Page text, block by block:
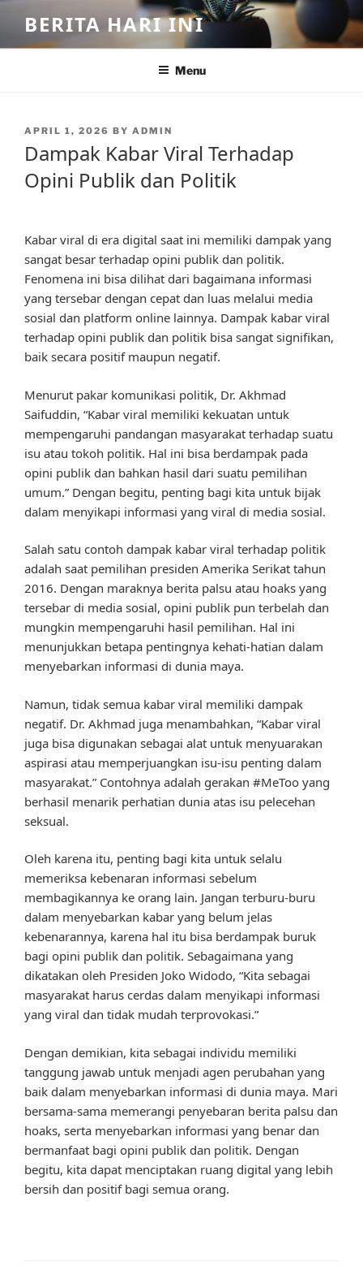
content
BERITA HARI INI
Menu
POSTED
APRIL 1, 2026 BY ADMIN
Dampak Kabar Viral Terhadap
Opini Publik dan Politik
Kabar viral di era digital saat ini memiliki dampak yang
sangat besar terhadap opini publik dan politik.
Fenomena ini bisa dilihat dari bagaimana informasi
yang tersebar dengan cepat dan luas melalui media
sosial dan platform online lainnya. Dampak kabar viral
terhadap opini publik dan politik bisa sangat signifikan,
baik secara positif maupun negatif.
Menurut pakar komunikasi politik, Dr. Akhmad
Saifuddin, “Kabar viral memiliki kekuatan untuk
mempengaruhi pandangan masyarakat terhadap suatu
isu atau tokoh politik. Hal ini bisa berdampak pada
opini publik dan bahkan hasil dari suatu pemilihan
umum.” Dengan begitu, penting bagi kita untuk bijak
dalam menyikapi informasi yang viral di media sosial.
Salah satu contoh dampak kabar viral terhadap politik
adalah saat pemilihan presiden Amerika Serikat tahun
2016. Dengan maraknya berita palsu atau hoaks yang
tersebar di media sosial, opini publik pun terbelah dan
mungkin mempengaruhi hasil pemilihan. Hal ini
menunjukkan betapa pentingnya kehati-hatian dalam
menyebarkan informasi di dunia maya.
Namun, tidak semua kabar viral memiliki dampak
negatif. Dr. Akhmad juga menambahkan, “Kabar viral
juga bisa digunakan sebagai alat untuk menyuarakan
aspirasi atau memperjuangkan isu-isu penting dalam
masyarakat.” Contohnya adalah gerakan #MeToo yang
berhasil menarik perhatian dunia atas isu pelecehan
seksual.
Oleh karena itu, penting bagi kita untuk selalu
memeriksa kebenaran informasi sebelum
membagikannya ke orang lain. Jangan terburu-buru
dalam menyebarkan kabar yang belum jelas
kebenarannya, karena hal itu bisa berdampak buruk
bagi opini publik dan politik. Sebagaimana yang
dikatakan oleh Presiden Joko Widodo, “Kita sebagai
masyarakat harus cerdas dalam menyikapi informasi
yang viral dan tidak mudah terprovokasi.”
Dengan demikian, kita sebagai individu memiliki
tanggung jawab untuk menjadi agen perubahan yang
baik dalam menyebarkan informasi di dunia maya. Mari
bersama-sama memerangi penyebaran berita palsu dan
hoaks, serta menyebarkan informasi yang benar dan
bermanfaat bagi opini publik dan politik. Dengan
begitu, kita dapat menciptakan ruang digital yang lebih
bersih dan positif bagi semua orang.